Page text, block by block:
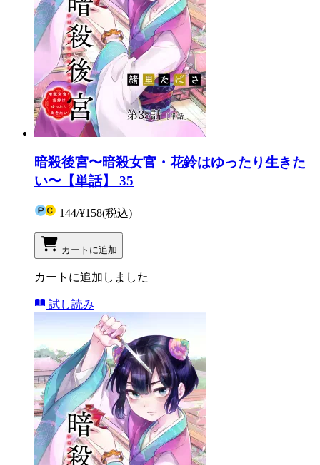
暗殺後宮〜暗殺女官・花鈴はゆったり生きた
い〜【単話】 35
144/¥158(税込)
カートに追加
カートに追加しました
試し読み